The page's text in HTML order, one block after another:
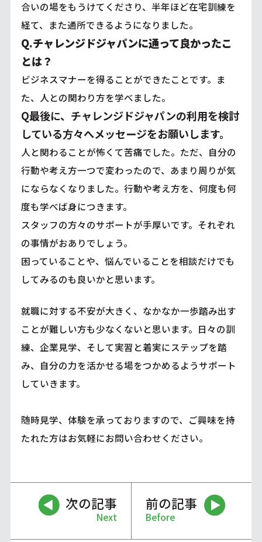
合いの場をもうけてくださり、半年ほど在宅訓練を
経て、また通所できるようになりました。
Q.チャレンジドジャパンに通って良かったこ
とは？
ビジネスマナーを得ることができたことです。ま
た、人との関わり方を学べました。
Q最後に、チャレンジドジャパンの利用を検討
している方々へメッセージをお願いします。
人と関わることが怖くて苦痛でした。ただ、自分の
行動や考え方一つで変わったので、あまり周りが気
にならなくなりました。行動や考え方を、何度も何
度も学べば身につきます。
スタッフの方々のサポートが手厚いです。それぞれ
の事情がおありでしょう。
困っていることや、悩んでいることを相談だけでも
してみるのも良いかと思います。
就職に対する不安が大きく、なかなか一歩踏み出す
ことが難しい方も少なくないと思います。日々の訓
練、企業見学、そして実習と着実にステップを踏
み、自分の力を活かせる場をつかめるようサポート
していきます。
随時見学、体験を承っておりますので、ご興味を持
たれた方はお気軽にお問い合わせください。
次の記事
Next
前の記事
Before